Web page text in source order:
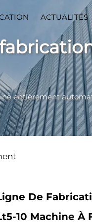
ACTUALITÉS
entièrement
De
10 Machine À